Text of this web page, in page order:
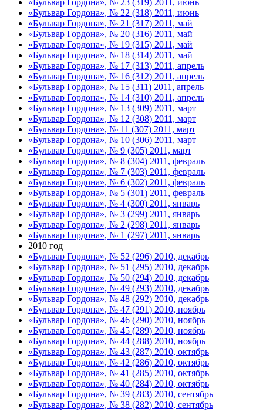
«Бульвар Гордона», № 22 (318) 2011, июнь
«Бульвар Гордона», № 21 (317) 2011, май
«Бульвар Гордона», № 20 (316) 2011, май
«Бульвар Гордона», № 19 (315) 2011, май
«Бульвар Гордона», № 18 (314) 2011, май
«Бульвар Гордона», № 17 (313) 2011, апрель
«Бульвар Гордона», № 16 (312) 2011, апрель
«Бульвар Гордона», № 15 (311) 2011, апрель
«Бульвар Гордона», № 14 (310) 2011, апрель
«Бульвар Гордона», № 13 (309) 2011, март
«Бульвар Гордона», № 12 (308) 2011, март
«Бульвар Гордона», № 11 (307) 2011, март
«Бульвар Гордона», № 10 (306) 2011, март
«Бульвар Гордона», № 9 (305) 2011, март
«Бульвар Гордона», № 8 (304) 2011, февраль
«Бульвар Гордона», № 7 (303) 2011, февраль
«Бульвар Гордона», № 6 (302) 2011, февраль
«Бульвар Гордона», № 5 (301) 2011, февраль
«Бульвар Гордона», № 4 (300) 2011, январь
«Бульвар Гордона», № 3 (299) 2011, январь
«Бульвар Гордона», № 2 (298) 2011, январь
«Бульвар Гордона», № 1 (297) 2011, январь
2010 год
«Бульвар Гордона», № 52 (296) 2010, декабрь
«Бульвар Гордона», № 51 (295) 2010, декабрь
«Бульвар Гордона», № 50 (294) 2010, декабрь
«Бульвар Гордона», № 49 (293) 2010, декабрь
«Бульвар Гордона», № 48 (292) 2010, декабрь
«Бульвар Гордона», № 47 (291) 2010, ноябрь
«Бульвар Гордона», № 46 (290) 2010, ноябрь
«Бульвар Гордона», № 45 (289) 2010, ноябрь
«Бульвар Гордона», № 44 (288) 2010, ноябрь
«Бульвар Гордона», № 43 (287) 2010, октябрь
«Бульвар Гордона», № 42 (286) 2010, октябрь
«Бульвар Гордона», № 41 (285) 2010, октябрь
«Бульвар Гордона», № 40 (284) 2010, октябрь
«Бульвар Гордона», № 39 (283) 2010, сентябрь
«Бульвар Гордона», № 38 (282) 2010, сентябрь